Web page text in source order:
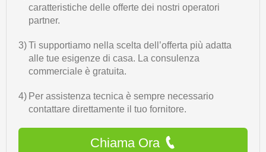
caratteristiche delle offerte dei nostri operatori
partner.
3)Ti supportiamo nella scelta dell’offerta più adatta
alle tue esigenze di casa. La consulenza
commerciale è gratuita.
4) Per assistenza tecnica è sempre necessario
contattare direttamente il tuo fornitore.
Chiama Ora